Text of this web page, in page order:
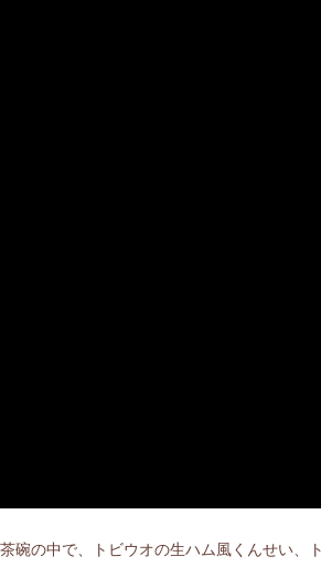
碗の中で、トビウオの生ハム風くんせい